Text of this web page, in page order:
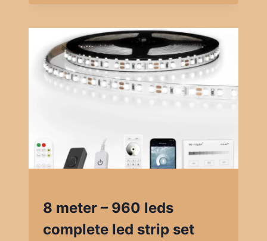
8 meter – 960 leds
complete led strip set